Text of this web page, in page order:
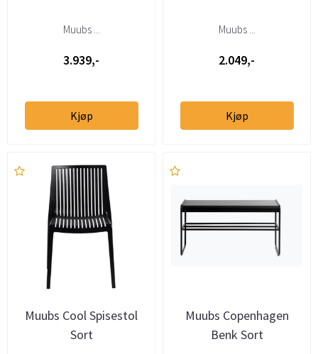
Muubs ...
3.939,-
Kjøp
Muubs ...
2.049,-
Kjøp
Muubs Cool Spisestol
Sort
Muubs Copenhagen
Benk Sort